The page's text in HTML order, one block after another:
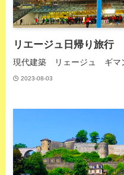
リエージュ日帰り旅行
現代建築 リェージュ ギマ
2023-08-03